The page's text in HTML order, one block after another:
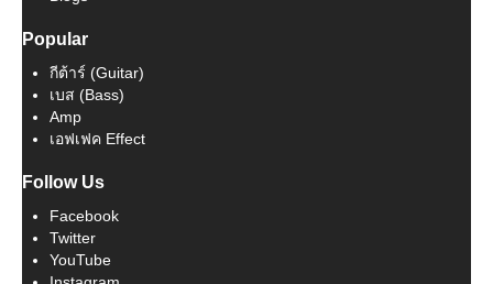
Popular
กีต้าร์ (Guitar)
เบส (Bass)
Amp
เอฟเฟค Effect
Follow Us
Facebook
Twitter
YouTube